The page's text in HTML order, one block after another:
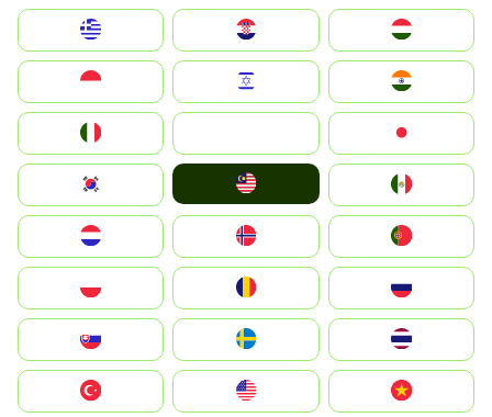
Magyarország
South Korea
United States